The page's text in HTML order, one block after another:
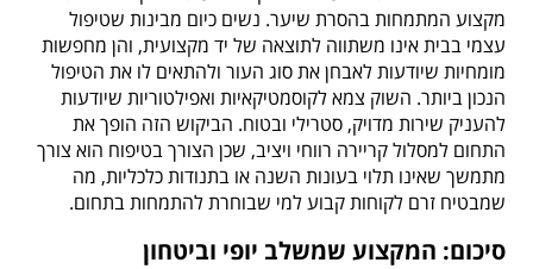
מקצוע המתמחות בהסרת שיער. נשים כיום מבינות שטיפול
עצמי בבית אינו משתווה לתוצאה של יד מקצועית, והן מחפשות
מומחיות שיודעות לאבחן את סוג העור ולהתאים לו את הטיפול
הנכון ביותר. השוק צמא לקוסמטיקאיות ואפילטוריות שיודעות
להעניק שירות מדויק, סטרילי ובטוח. הביקוש הזה הופך את
התחום למסלול קריירה רווחי ויציב, שכן הצורך בטיפוח הוא צורך
מתמשך שאינו תלוי בעונות השנה או בתנודות כלכליות, מה
שמבטיח זרם לקוחות קבוע למי שבוחרת להתמחות בתחום.
סיכום: המקצוע שמשלב יופי וביטחון